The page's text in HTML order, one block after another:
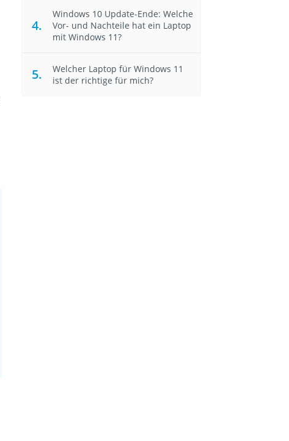
Windows 10 Update-Ende: Welche
Vor- und Nachteile hat ein Laptop
mit Windows 11?
Welcher Laptop für Windows 11
ist der richtige für mich?